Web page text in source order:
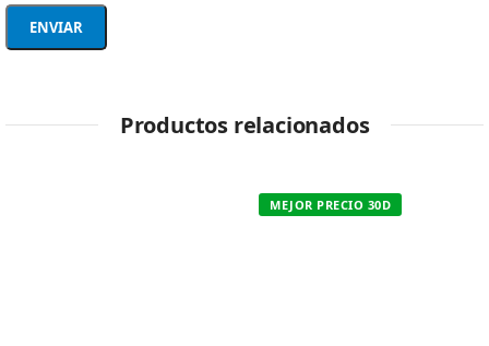
Productos relacionados
MEJOR PRECIO 30D